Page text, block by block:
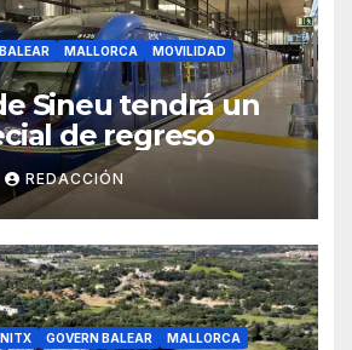
MALLORCA
MOVILIDAD
Sineu tendrá un
de regreso
REDACCIÓN
GOVERN BALEAR MALLORCA